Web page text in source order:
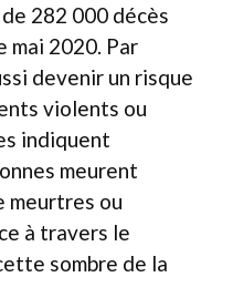
282 000 décès
mai 2020. Par
devenir un risque
violents ou
indiquent
meurent
meurtres ou
à travers le
sombre de la